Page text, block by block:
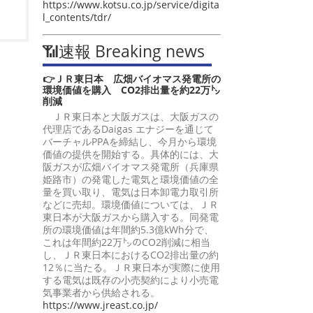
https://www.kotsu.co.jp/service/digita
l_contents/tdr/
📶速報 Breaking news
👉ＪＲ東日本 広畑バイオマス発電所の
環境価値を購入 CO2排出量を約22万㌧
削減
ＪＲ東日本と大阪ガスは、大阪ガスの
代理店であるDaigas エナジーを通じて
バーチャルPPAを締結し、今月から環境
価値の提供を開始する。具体的には、大
阪ガスが広畑バイオマス発電所（兵庫県
姫路市）の発電した電気と環境価値の全
量を買い取り、電気は日本卸電力取引所
などに売却。環境価値については、ＪＲ
東日本が大阪ガスから購入する。同発電
所の環境価値は年間約5.3億kWh分で、
これは年間約22万㌧のCO2削減に相当
し、ＪＲ東日本におけるCO2排出量の約
12％に当たる。ＪＲ東日本が実際に使用
する電気は既存の小売契約により小売電
気事業者から供給される。
https://www.jreast.co.jp/